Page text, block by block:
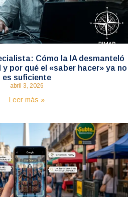
Cómo la IA desmanteló
por qué el «saber hacer» ya no
es suficiente
abril 3, 2026
Leer más »